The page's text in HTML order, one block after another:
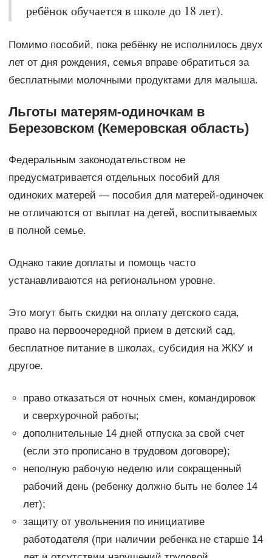
ребёнок обучается в школе до 18 лет).
Помимо пособий, пока ребёнку не исполнилось двух
лет от дня рождения, семья вправе обратиться за
бесплатными молочными продуктами для малыша.
Льготы матерям-одиночкам в
Березовском (Кемеровская область)
Федеральным законодательством не
предусматривается отдельных пособий для
одиноких матерей — пособия для матерей-одиночек
не отличаются от выплат на детей, воспитываемых
в полной семье.
Однако такие доплаты и помощь часто
устанавливаются на региональном уровне.
Это могут быть скидки на оплату детского сада,
право на первоочередной прием в детский сад,
бесплатное питание в школах, субсидия на ЖКУ и
другое.
право отказаться от ночных смен, командировок
и сверхурочной работы;
дополнительные 14 дней отпуска за свой счет
(если это прописано в трудовом договоре);
неполную рабочую неделю или сокращенный
рабочий день (ребенку должно быть не более 14
лет);
защиту от увольнения по инициативе
работодателя (при наличии ребенка не старше 14